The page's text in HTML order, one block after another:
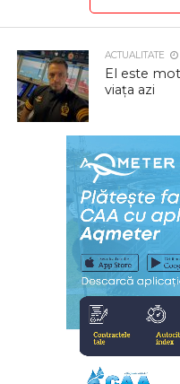
ACTUALITATE
El este
viața azi